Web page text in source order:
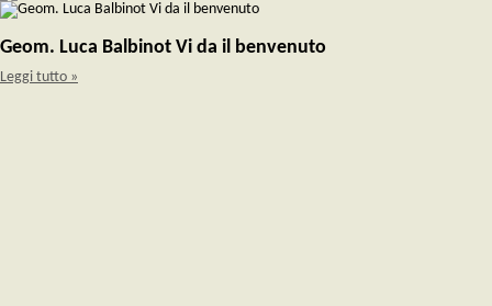
Geom. Luca Balbinot Vi da il benvenuto
Leggi tutto »